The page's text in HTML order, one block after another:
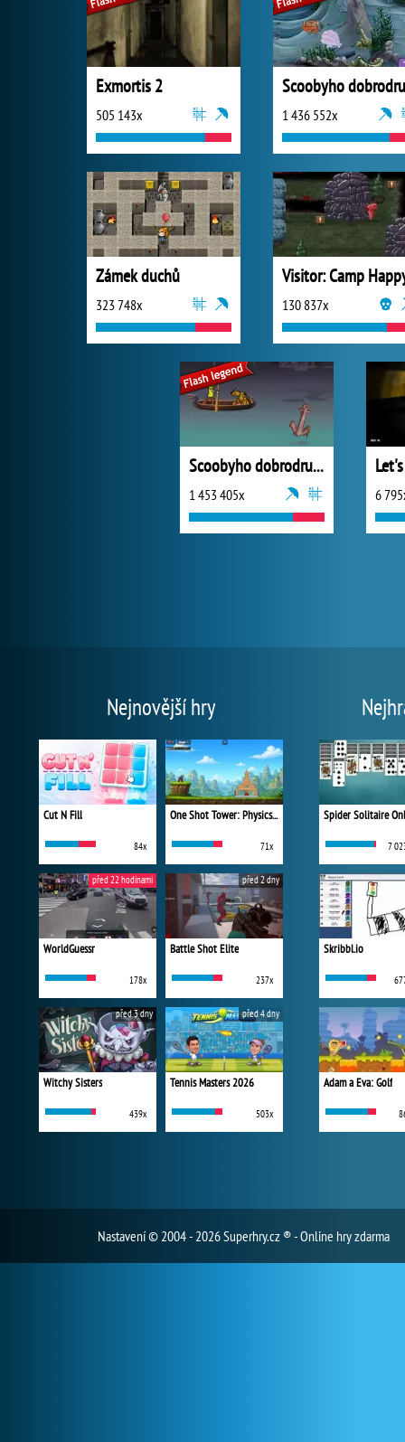
Exmortis 2
505 143x 1 436 552x
Zámek duchů
323 748x
Visitor: Camp
130 837x
Scoobyho dobrodružství 7
1 453 405x 6
Nejnovější hry
Cut N Fill
84x
One Shot Tower: Physics Destroyer
71x
WorldGuessr
178x
před 22 hodinami
Battle Shot Elite
237x
před 2 dny
Witchy Sisters
439x
před 3 dny
Tennis Masters 2026
503x
před 4 dny
Spider Solitaire
7
Skribbl.io
Adam a Eva: Golf
Nastavení© 2004 - 2026 Superhry.cz ® - Online hry zdarma